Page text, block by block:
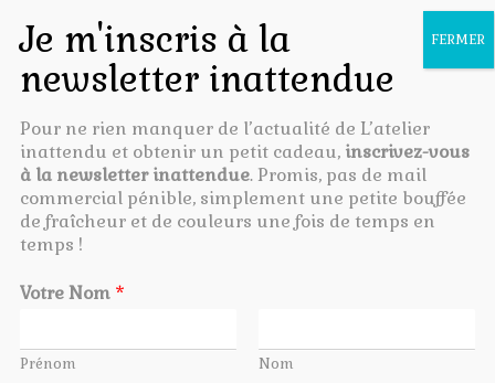
Noël
Accueil/ Produits identifiés “Noël”
Pour ne rien manquer de l’actualité de L’atelier
inattendu et obtenir un petit cadeau, inscrivez-vous
à la newsletter inattendue. Promis, pas de mail
commercial pénible, simplement une petite bouffée
de fraîcheur et de couleurs une fois de temps en
temps !
Votre Nom *
Prénom Nom